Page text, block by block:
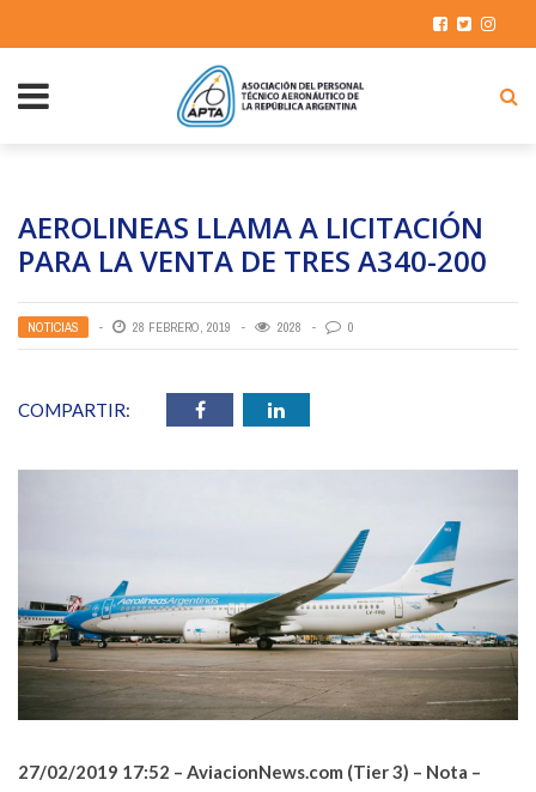
AEROLINEAS LLAMA A LICITACIÓN
PARA LA VENTA DE TRES A340-200
NOTICIAS 28 FEBRERO, 2019 2028 0
COMPARTIR:
27/02/2019 17:52 – AviacionNews.com (Tier 3) – Nota –